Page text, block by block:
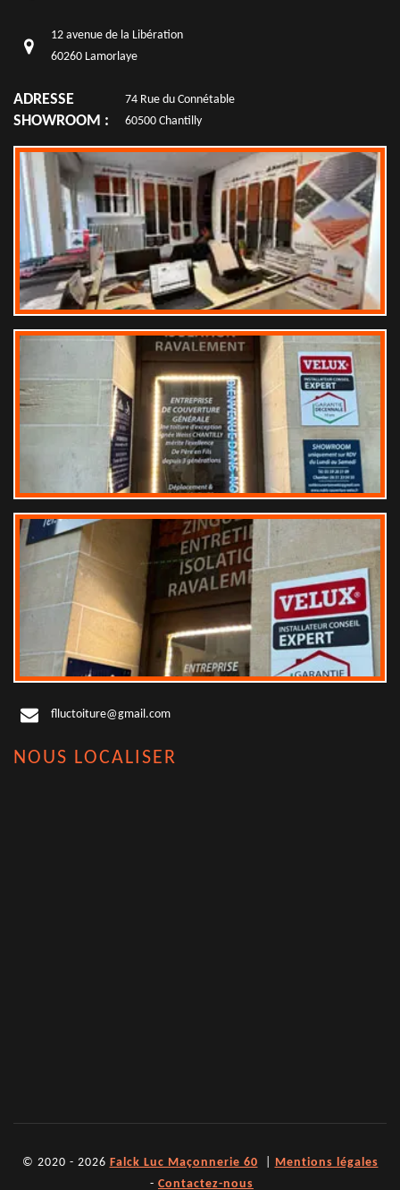
12 avenue de la Libération
60260 Lamorlaye
ADRESSE
SHOWROOM :
74 Rue du Connétable
60500 Chantilly
flluctoiture@gmail.com
NOUS LOCALISER
© 2020 - 2026 Falck Luc Maçonnerie 60
Mentions légales
- Contactez-nous